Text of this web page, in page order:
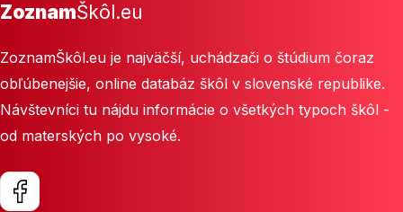
ZoznamŠkôl.eu
ZoznamŠkôl.eu je najväčší, uchádzači o štúdium čoraz
obľúbenejšie, online databáz škôl v slovenské republike.
Návštevníci tu nájdu informácie o všetkých typoch škôl -
od materských po vysoké.